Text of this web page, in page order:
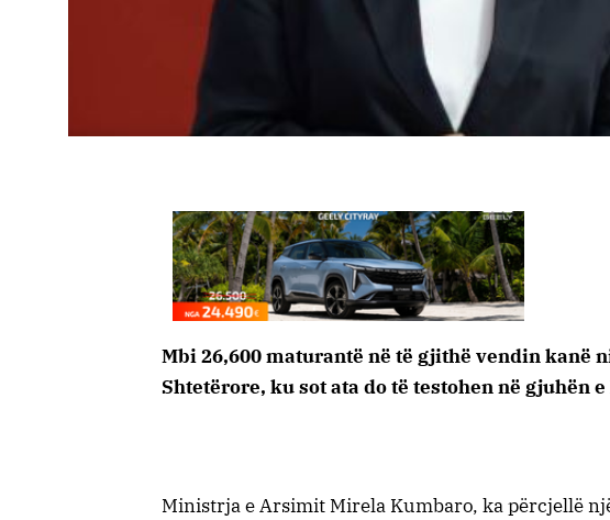
Mbi 26,600 maturantë në të gjithë vendin kanë
Shtetërore, ku sot ata do të testohen në gjuhën
Ministrja e Arsimit Mirela Kumbaro, ka përcjellë